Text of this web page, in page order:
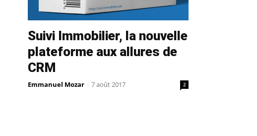
Suivi Immobilier, la nouvelle
plateforme aux allures de
CRM
Emmanuel Mozar - 7 août 2017 2